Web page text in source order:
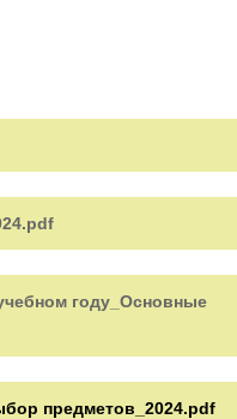
году_Основные
предметов_2024.pdf